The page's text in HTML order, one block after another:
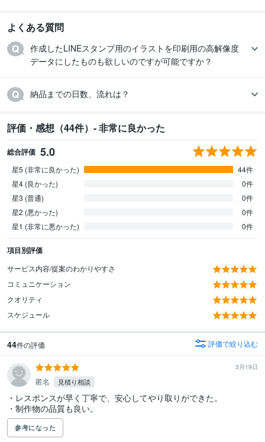
よくある質問
作成したLINEスタンプ用のイラストを印刷用の高解像度
データにしたものも欲しいのですが可能ですか？
納品までの日数、流れは？
評価・感想（44件）- 非常に良かった
総合評価 5.0
星5 (非常に良かった)
44件
星4 (良かった)
0件
星3 (普通)
0件
星2 (悪かった)
0件
星1 (非常に悪かった)
0件
項目別評価
サービス内容/提案のわかりやすさ
コミュニケーション
クオリティ
スケジュール
44件の評価 評価で絞り込む
3月19日
匿名 見積り相談
・レスポンスが早く丁寧で、安心してやり取りができた。
・制作物の品質も良い。
参考になった